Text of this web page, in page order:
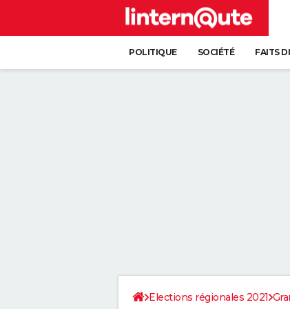
POLITIQUE SOCIÉTÉ FAITS
Elections régionales 2021